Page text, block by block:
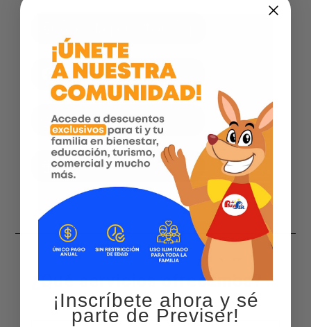
Facebook
Instagram
Página web
¿Qué servicios ofrecemos?
¡Inscríbete ahora y sé
parte de Previser!